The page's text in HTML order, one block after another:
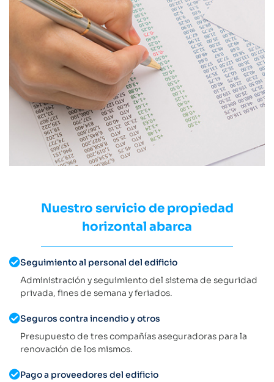
Nuestro servicio de propiedad
horizontal abarca
Seguimiento al personal del edificio
Administración y seguimiento del sistema de seguridad
privada, fines de semana y feriados.
Seguros contra incendio y otros
Presupuesto de tres compañías aseguradoras para la
renovación de los mismos.
Pago a proveedores del edificio